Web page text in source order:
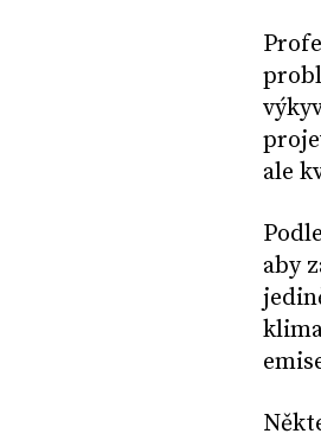
ale
aby